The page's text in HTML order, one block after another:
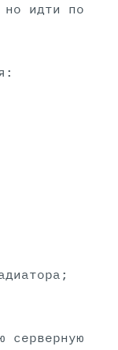
но идти по
серверную